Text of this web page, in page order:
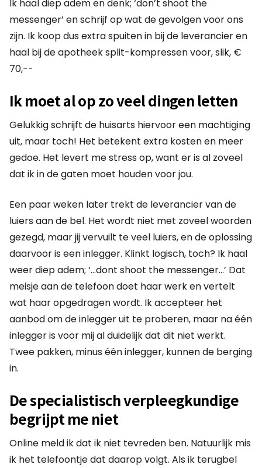
Ik haal diep adem en denk; ‘don’t shoot the
messenger’ en schrijf op wat de gevolgen voor ons
zijn. Ik koop dus extra spuiten in bij de leverancier en
haal bij de apotheek split-kompressen voor, slik, €
70,--
Ik moet al op zo veel dingen letten
Gelukkig schrijft de huisarts hiervoor een machtiging
uit, maar toch! Het betekent extra kosten en meer
gedoe. Het levert me stress op, want er is al zoveel
dat ik in de gaten moet houden voor jou.
Een paar weken later trekt de leverancier van de
luiers aan de bel. Het wordt niet met zoveel woorden
gezegd, maar jij vervuilt te veel luiers, en de oplossing
daarvoor is een inlegger. Klinkt logisch, toch? Ik haal
weer diep adem; ‘…dont shoot the messenger…’ Dat
meisje aan de telefoon doet haar werk en vertelt
wat haar opgedragen wordt. Ik accepteer het
aanbod om de inlegger uit te proberen, maar na één
inlegger is voor mij al duidelijk dat dit niet werkt.
Twee pakken, minus één inlegger, kunnen de berging
in.
De specialistisch verpleegkundige
begrijpt me niet
Online meld ik dat ik niet tevreden ben. Natuurlijk mis
ik het telefoontje dat daarop volgt. Als ik terugbel